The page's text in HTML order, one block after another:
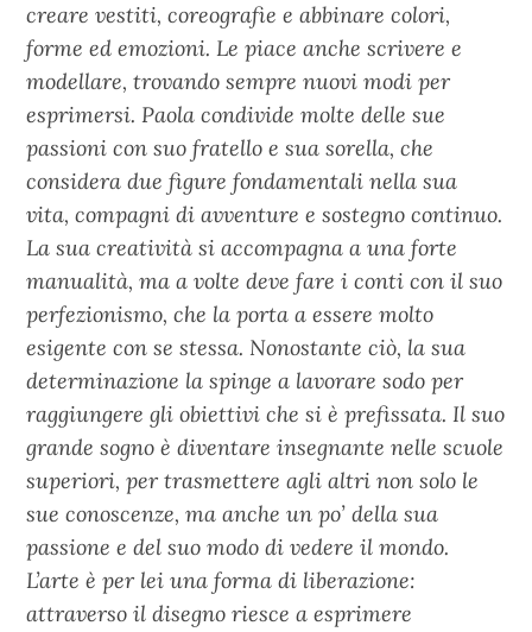
creare vestiti, coreografie e abbinare colori,
forme ed emozioni. Le piace anche scrivere e
modellare, trovando sempre nuovi modi per
esprimersi. Paola condivide molte delle sue
passioni con suo fratello e sua sorella, che
considera due figure fondamentali nella sua
vita, compagni di avventure e sostegno continuo.
La sua creatività si accompagna a una forte
manualità, ma a volte deve fare i conti con il suo
perfezionismo, che la porta a essere molto
esigente con se stessa. Nonostante ciò, la sua
determinazione la spinge a lavorare sodo per
raggiungere gli obiettivi che si è prefissata. Il suo
grande sogno è diventare insegnante nelle scuole
superiori, per trasmettere agli altri non solo le
sue conoscenze, ma anche un po’ della sua
passione e del suo modo di vedere il mondo.
L’arte è per lei una forma di liberazione:
attraverso il disegno riesce a esprimere